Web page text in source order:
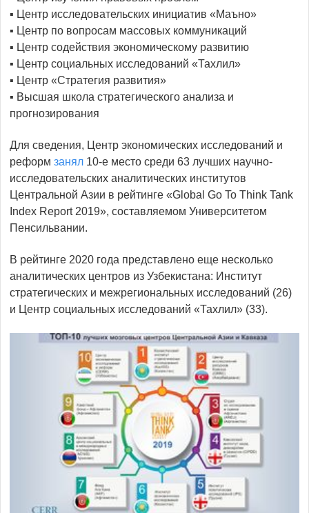
▪️ Центр исследовательских инициатив «Маъно»
▪️ Центр по вопросам массовых коммуникаций
▪️ Центр содействия экономическому развитию
▪️ Центр социальных исследований «Тахлил»
▪️ Центр «Стратегия развития»
▪️ Высшая школа стратегического анализа и
прогнозирования
Для сведения, Центр экономических исследований и
реформ занял 10-е место среди 63 лучших научно-
исследовательских аналитических институтов
Центральной Азии в рейтинге «Global Go To Think Tank
Index Report 2019», составляемом Университетом
Пенсильвании.
В рейтинге 2020 года представлено еще несколько
аналитических центров из Узбекистана: Институт
стратегических и межрегиональных исследований (26)
и Центр социальных исследований «Тахлил» (33).